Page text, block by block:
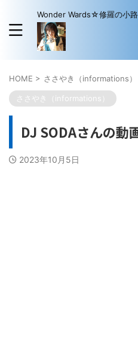
Wonder Wards☆修羅の小路
HOME > ささやき（informations）
ささやき（informations）
DJ SODAさんの動
2023年10月5日